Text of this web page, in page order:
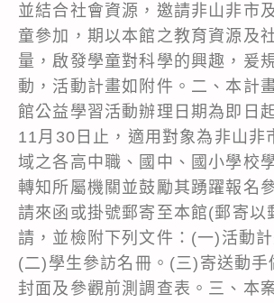
並結合社會資源，邀請非山非市
童參加，期以本館之教育資源及
量，啟發學童對科學的興趣，爰
動，活動計畫如附件。二、本計
館公益學習活動辦理日期為即日
11月30日止，適用對象為非山非
域之各高中職、國中、國小學校
轉知所屬機關並鼓勵其踴躍報名
請來函或掛號郵寄至本館(郵寄以
請，並檢附下列文件：(一)活動計
(二)學生參訪名冊。(三)寄送動手
封面及參觀前測調查表。三、本